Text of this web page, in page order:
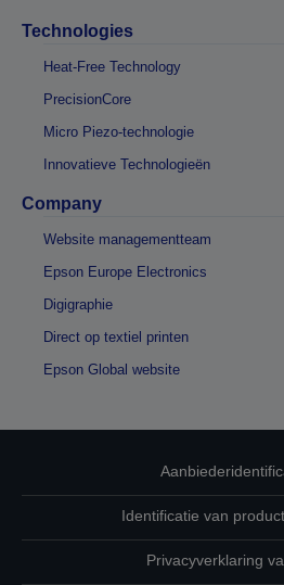
Technologies
Heat-Free Technology
PrecisionCore
Micro Piezo-technologie
Innovatieve Technologieën
Company
Website managementteam
Epson Europe Electronics
Digigraphie
Direct op textiel printen
Epson Global website
Identificatie van
Privacyverklaring